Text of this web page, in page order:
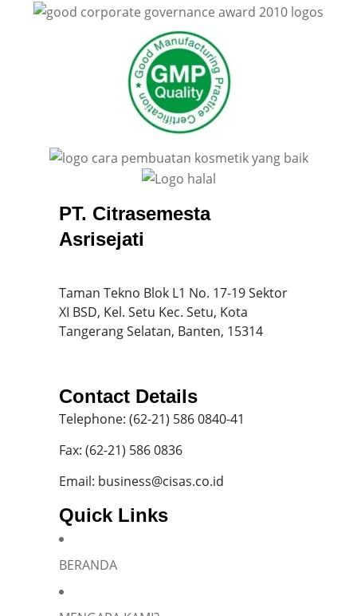
PT. Citrasemesta
Asrisejati
Taman Tekno Blok L1 No. 17-19 Sektor
XI BSD, Kel. Setu Kec. Setu, Kota
Tangerang Selatan, Banten, 15314
Contact Details
Telephone: (62-21) 586 0840-41
Fax: (62-21) 586 0836
Email: business@cisas.co.id
Quick Links
BERANDA